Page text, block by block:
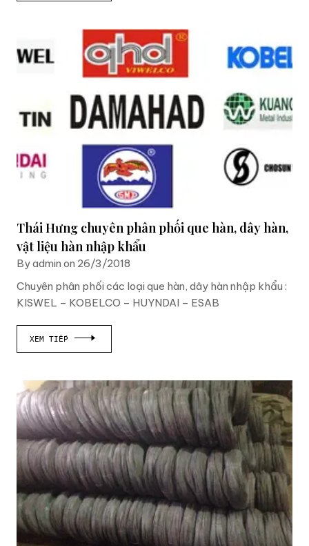
Thái Hưng chuyên phân phối que hàn, dây hàn,
vật liệu hàn nhập khẩu
By admin on 26/3/2018
Chuyên phân phối các loại que hàn, dây hàn nhập khẩu :
KISWEL – KOBELCO – HUYNDAI – ESAB
XEM TIẾP